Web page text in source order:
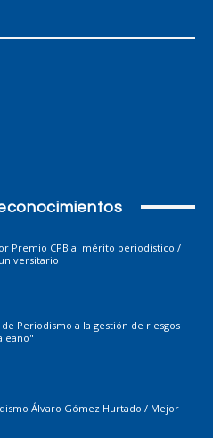
Premio CPB al mérito periodístico /
Periodismo a la gestión de riesgos
Álvaro Gómez Hurtado / Mejor